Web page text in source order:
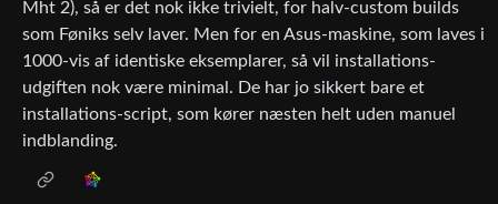
Mht 2), så er det nok ikke trivielt, for halv-custom builds
som Føniks selv laver. Men for en Asus-maskine, som laves i
1000-vis af identiske eksemplarer, så vil installations-
udgiften nok være minimal. De har jo sikkert bare et
installations-script, som kører næsten helt uden manuel
indblanding.